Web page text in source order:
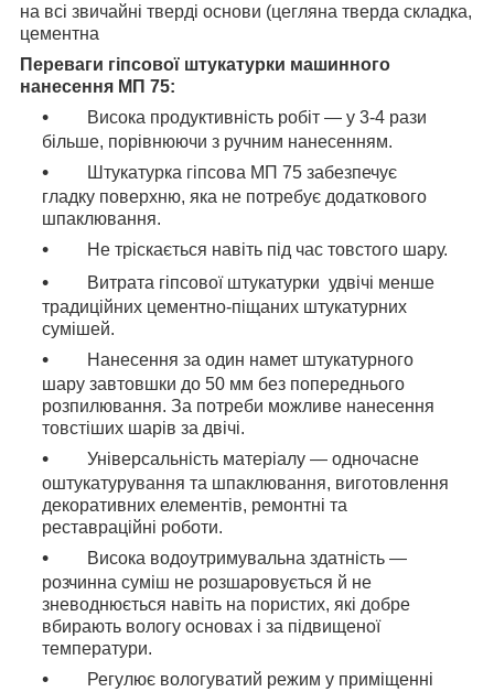
на всі звичайні тверді основи (цегляна тверда складка,
цементна
Переваги гіпсової штукатурки машинного
нанесення МП 75:
Висока продуктивність робіт — у 3-4 рази
більше, порівнюючи з ручним нанесенням.
Штукатурка гіпсова МП 75 забезпечує
гладку поверхню, яка не потребує додаткового
шпаклювання.
Не тріскається навіть під час товстого шару.
Витрата гіпсової штукатурки удвічі менше
традиційних цементно-піщаних штукатурних
сумішей.
Нанесення за один намет штукатурного
шару завтовшки до 50 мм без попереднього
розпилювання. За потреби можливе нанесення
товстіших шарів за двічі.
Універсальність матеріалу — одночасне
оштукатурування та шпаклювання, виготовлення
декоративних елементів, ремонтні та
реставраційні роботи.
Висока водоутримувальна здатність —
розчинна суміш не розшаровується й не
зневоднюється навіть на пористих, які добре
вбирають вологу основах і за підвищеної
температури.
Регулює вологуватий режим у приміщенні